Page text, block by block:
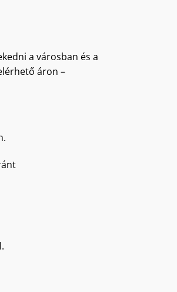
a városban és a
áron –